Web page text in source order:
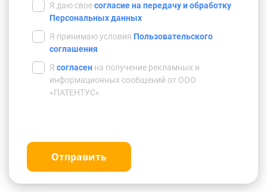
Я даю своесогласие на передачу и обработку
Персональных данных
Я принимаю условия Пользовательского
соглашения
Я согласен на получение рекламных и
информационных сообщений от ООО
«ПАТЕНТУС»
Отправить